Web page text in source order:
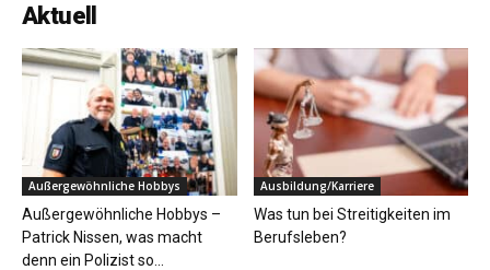
Aktuell
Außergewöhnliche Hobbys
Außergewöhnliche Hobbys –
Patrick Nissen, was macht
denn ein Polizist so...
Ausbildung/Karriere
Was tun bei Streitigkeiten im
Berufsleben?